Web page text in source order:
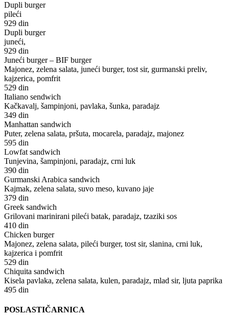
Dupli burger
pileći
929 din
Dupli burger
juneći,
929 din
Juneći burger – BIF burger
Majonez, zelena salata, juneći burger, tost sir, gurmanski preliv,
kajzerica, pomfrit
529 din
Italiano sendwich
Kačkavalj, šampinjoni, pavlaka, šunka, paradajz
349 din
Manhattan sandwich
Puter, zelena salata, pršuta, mocarela, paradajz, majonez
595 din
Lowfat sandwich
Tunjevina, šampinjoni, paradajz, crni luk
390 din
Gurmanski Arabica sandwich
Kajmak, zelena salata, suvo meso, kuvano jaje
379 din
Greek sandwich
Grilovani marinirani pileći batak, paradajz, tzaziki sos
410 din
Chicken burger
Majonez, zelena salata, pileći burger, tost sir, slanina, crni luk,
kajzerica i pomfrit
529 din
Chiquita sandwich
Kisela pavlaka, zelena salata, kulen, paradajz, mlad sir, ljuta paprika
495 din
POSLASTIČARNICA